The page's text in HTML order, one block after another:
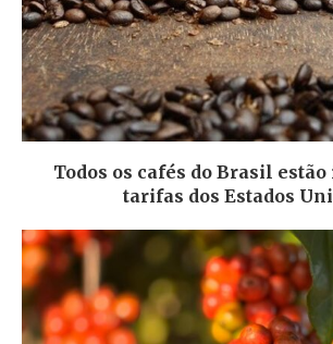
Todos os cafés do Brasil estão
tarifas dos Estados